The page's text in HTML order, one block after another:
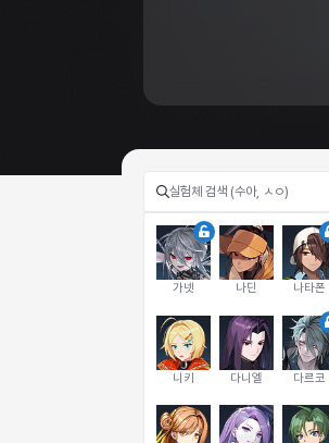
가넷 나딘 나타폰
니키 다니엘 다르코